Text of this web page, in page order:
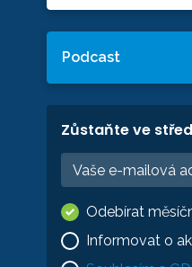
Podcast
Zůstaňte ve
Odebírat
Informovat o